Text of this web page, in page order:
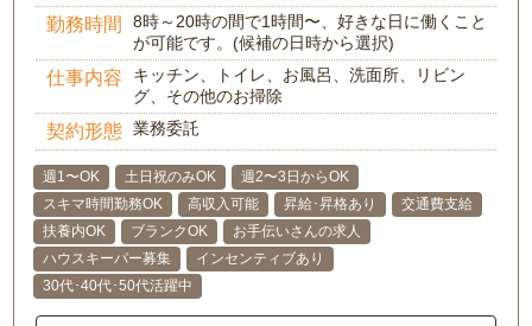
勤務時間
8時～20時の間で1時間〜、好きな日に働くこと
が可能です。(候補の日時から選択)
仕事内容
キッチン、トイレ、お風呂、洗面所、リビン
グ、その他のお掃除
契約形態 業務委託
週1〜OK 土日祝のみOK
週2〜3日からOK
スキマ時間勤務OK
高収入可能 昇給･昇格あり
交通費支給
扶養内OK
ブランクOK
お手伝いさんの求人
ハウスキーパー募集
インセンティブあり
30代･40代･50代活躍中